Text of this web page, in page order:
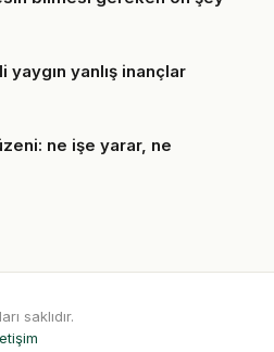
yanlış inançlar
ne işe yarar, ne
saklıdır.